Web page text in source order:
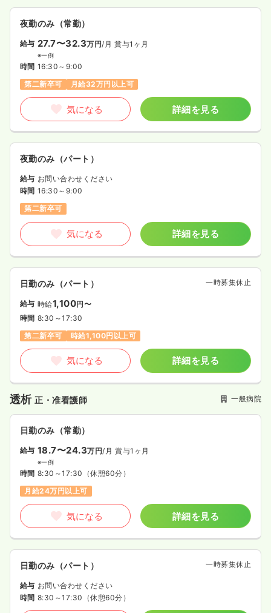
夜勤のみ（常勤）
給与 27.7〜32.3万円/月 賞与1ヶ月
※一例
時間 16:30～9:00
第二新卒可
月給32万円以上可
気になる 詳細を見る
夜勤のみ（パート）
給与 お問い合わせください
時間 16:30～9:00
第二新卒可
気になる 詳細を見る
日勤のみ（パート） 一時募集休止
給与 時給1,100円〜
時間 8:30～17:30
第二新卒可
時給1,100円以上可
気になる 詳細を見る
透析正・准看護師 一般病院
日勤のみ（常勤）
給与 18.7〜24.3万円/月 賞与1ヶ月
※一例
時間 8:30～17:30 （休憩60分）
月給24万円以上可
気になる 詳細を見る
日勤のみ（パート） 一時募集休止
給与 お問い合わせください
時間 8:30～17:30 （休憩60分）